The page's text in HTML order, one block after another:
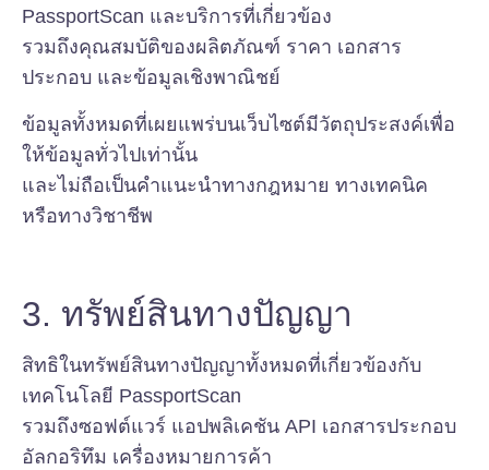
PassportScan และบริการที่เกี่ยวข้อง
รวมถึงคุณสมบัติของผลิตภัณฑ์ ราคา เอกสาร
ประกอบ และข้อมูลเชิงพาณิชย์
ข้อมูลทั้งหมดที่เผยแพร่บนเว็บไซต์มีวัตถุประสงค์เพื่อ
ให้ข้อมูลทั่วไปเท่านั้น
และไม่ถือเป็นคำแนะนำทางกฎหมาย ทางเทคนิค
หรือทางวิชาชีพ
3. ทรัพย์สินทางปัญญา
สิทธิในทรัพย์สินทางปัญญาทั้งหมดที่เกี่ยวข้องกับ
เทคโนโลยี PassportScan
รวมถึงซอฟต์แวร์ แอปพลิเคชัน API เอกสารประกอบ
อัลกอริทึม เครื่องหมายการค้า